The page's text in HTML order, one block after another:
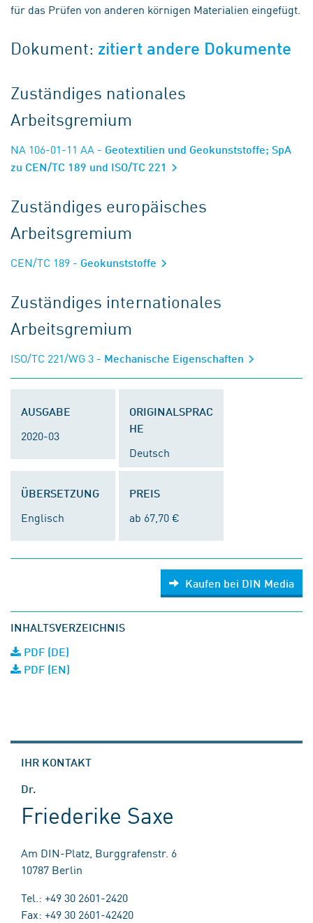
für das Prüfen von anderen körnigen Materialien eingefügt.
Dokument: zitiert andere Dokumente
Zuständiges nationales
Arbeitsgremium
NA 106-01-11 AA - Geotextilien und Geokunststoffe; SpA
zu CEN/TC 189 und ISO/TC 221
Zuständiges europäisches
Arbeitsgremium
CEN/TC 189 - Geokunststoffe
Zuständiges internationales
Arbeitsgremium
ISO/TC 221/WG 3 - Mechanische Eigenschaften
AUSGABE
2020-03
ORIGINALSPRAC
HE
Deutsch
ÜBERSETZUNG
Englisch
PREIS
ab 67,70 €
Kaufen bei DIN Media
INHALTSVERZEICHNIS
PDF (DE)
PDF (EN)
IHR KONTAKT
Dr.
Friederike Saxe
Am DIN-Platz, Burggrafenstr. 6
10787 Berlin
Tel.: +49 30 2601-2420
Fax: +49 30 2601-42420